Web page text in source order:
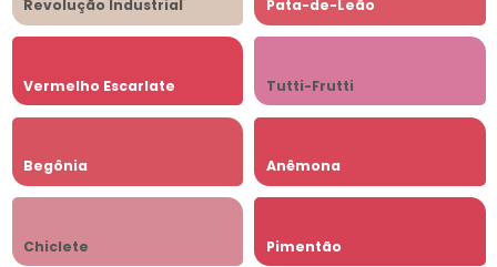
Revolução Industrial Pata-de-Leão
Vermelho Escarlate Tutti-Frutti
Begônia Anêmona
Chiclete Pimentão